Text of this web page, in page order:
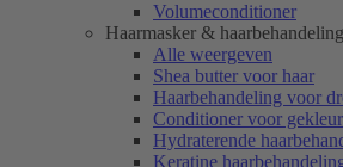
Volumeconditioner
Haarmasker & haarbehandeling
Alle weergeven
Shea butter voor haar
Haarbehandeling voor
Conditioner voor
Hydraterende
Keratine